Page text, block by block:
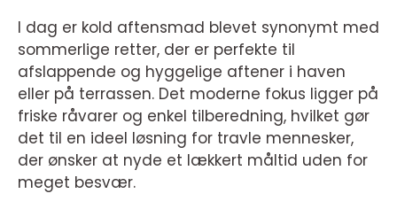
I dag er kold aftensmad blevet synonymt med
sommerlige retter, der er perfekte til
afslappende og hyggelige aftener i haven
eller på terrassen. Det moderne fokus ligger på
friske råvarer og enkel tilberedning, hvilket gør
det til en ideel løsning for travle mennesker,
der ønsker at nyde et lækkert måltid uden for
meget besvær.